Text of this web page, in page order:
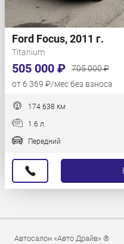
Ford Focus, 2011 г.
Titanium
505 000 ₽
705 000 ₽
от 6 369 ₽/мес без взноса
174 638 км
1.6 л.
Передний
Автосалон «Авто Драйв» ®